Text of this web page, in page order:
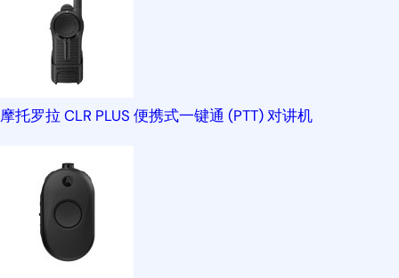
摩托罗拉 CLR PLUS 便携式一键通 (PTT) 对讲机